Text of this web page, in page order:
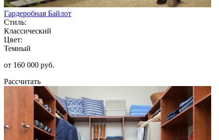
Гардеробная Байлот
Стиль:
Классический
Цвет:
Темный
от 160 000 руб.
Рассчитать